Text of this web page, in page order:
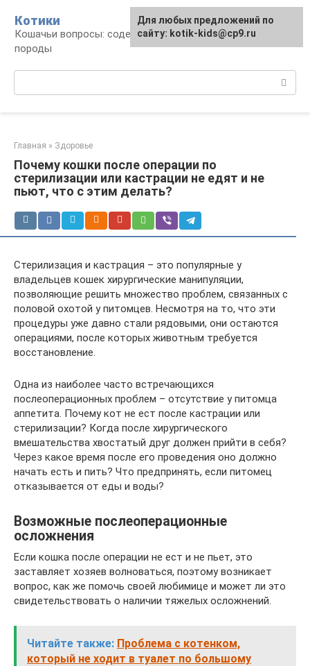
контенту
Котики
Кошачьи вопросы: содержание, лечение,
породы
Главная » Здоровье
Почему кошки после операции по
стерилизации или кастрации не едят и не
пьют, что с этим делать?
Стерилизация и кастрация – это популярные у
владельцев кошек хирургические манипуляции,
позволяющие решить множество проблем, связанных с
половой охотой у питомцев. Несмотря на то, что эти
процедуры уже давно стали рядовыми, они остаются
операциями, после которых животным требуется
восстановление.
Одна из наиболее часто встречающихся
послеоперационных проблем – отсутствие у питомца
аппетита. Почему кот не ест после кастрации или
стерилизации? Когда после хирургического
вмешательства хвостатый друг должен прийти в себя?
Через какое время после его проведения оно должно
начать есть и пить? Что предпринять, если питомец
отказывается от еды и воды?
Возможные послеоперационные
осложнения
Если кошка после операции не ест и не пьет, это
заставляет хозяев волноваться, поэтому возникает
вопрос, как же помочь своей любимице и может ли это
свидетельствовать о наличии тяжелых осложнений.
Читайте также: Проблема с котенком,
который не ходит в туалет по большому
Для любых предложений по
сайту: kotik-kids@cp9.ru